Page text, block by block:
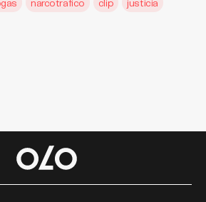
narcotrafico clip
justicia